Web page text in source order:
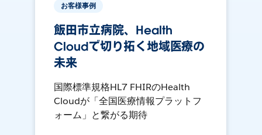
お客様事例
飯田市立病院、Health
Cloudで切り拓く地域医療の
未来
国際標準規格HL7 FHIRのHealth
Cloudが「全国医療情報プラットフ
ォーム」と繋がる期待